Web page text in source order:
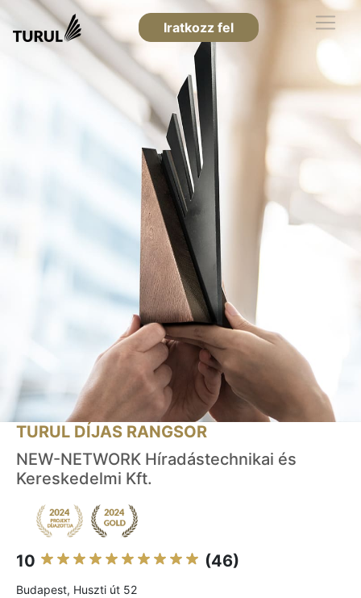
Iratkozz fel
TURUL DÍJAS RANGSOR
NEW-NETWORK Híradástechnikai és
Kereskedelmi Kft.
10 (46)
Budapest, Huszti út 52